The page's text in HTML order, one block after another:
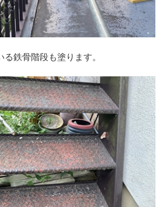
鉄骨階段も塗ります。